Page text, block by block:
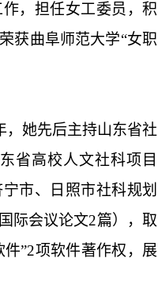
，担任女工委员，积
获曲阜师范大学“女职
，她先后主持山东省社
省高校人文社科项目
市、日照市社科规划
际会议论文2篇），取
”2项软件著作权，展